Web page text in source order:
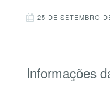
25 DE SETEMBRO
Informações